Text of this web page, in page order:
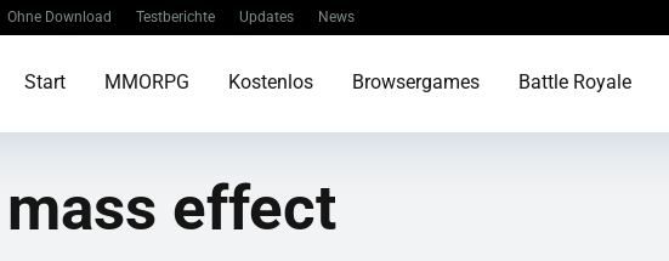
Ohne Download Testberichte Updates News
Start MMORPG Kostenlos Browsergames Battle Royale
mass effect